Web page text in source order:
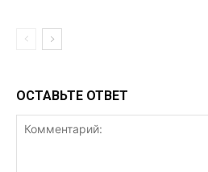
ОСТАВЬТЕ ОТВЕТ